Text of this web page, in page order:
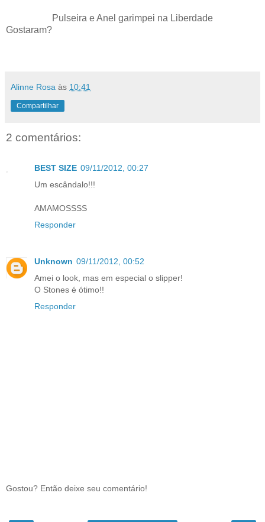
Pulseira e Anel garimpei na Liberdade
Gostaram?
Alinne Rosa às 10:41
Compartilhar
2 comentários:
BEST SIZE 09/11/2012, 00:27
Um escândalo!!!
AMAMOSSSS
Responder
Unknown 09/11/2012, 00:52
Amei o look, mas em especial o slipper!
O Stones é ótimo!!
Responder
Gostou? Então deixe seu comentário!